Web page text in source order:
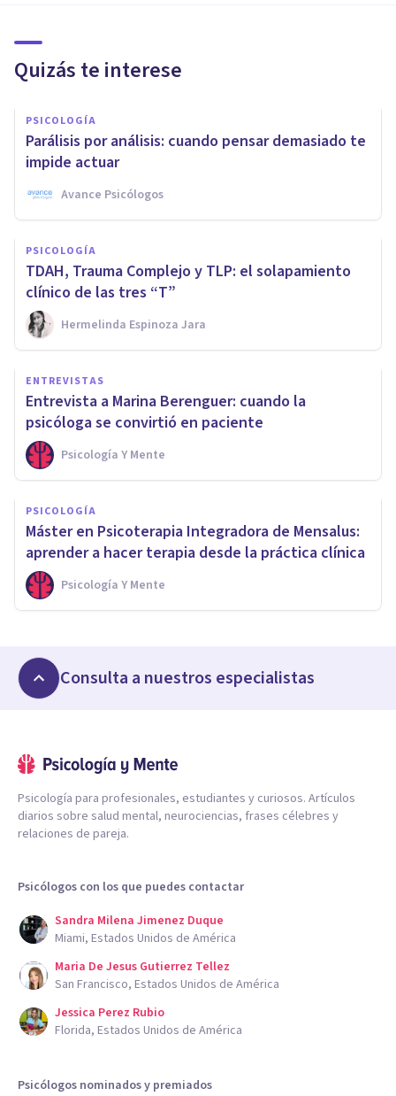
Quizás te interese
PSICOLOGÍA
Parálisis por análisis: cuando pensar demasiado te
impide actuar
Avance Psicólogos
PSICOLOGÍA
TDAH, Trauma Complejo y TLP: el solapamiento
clínico de las tres “T”
Hermelinda Espinoza Jara
ENTREVISTAS
Entrevista a Marina Berenguer: cuando la
psicóloga se convirtió en paciente
Psicología Y Mente
PSICOLOGÍA
Máster en Psicoterapia Integradora de Mensalus:
aprender a hacer terapia desde la práctica clínica
Psicología Y Mente
Consulta a nuestros especialistas
Psicología para profesionales, estudiantes y curiosos. Artículos
diarios sobre salud mental, neurociencias, frases célebres y
relaciones de pareja.
Psicólogos con los que puedes contactar
Sandra Milena Jimenez Duque
Miami, Estados Unidos de América
Maria De Jesus Gutierrez Tellez
San Francisco, Estados Unidos de América
Jessica Perez Rubio
Florida, Estados Unidos de América
Psicólogos nominados y premiados